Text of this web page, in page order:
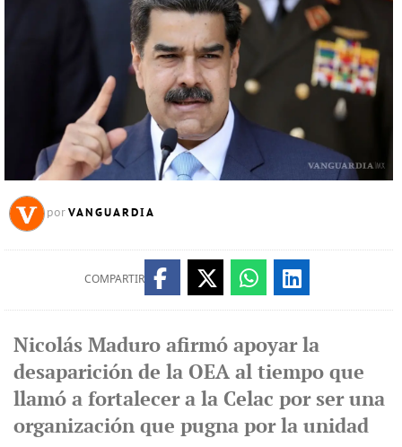
por VANGUARDIA
COMPARTIR
Nicolás Maduro afirmó apoyar la
desaparición de la OEA al tiempo que
llamó a fortalecer a la Celac por ser una
organización que pugna por la unidad